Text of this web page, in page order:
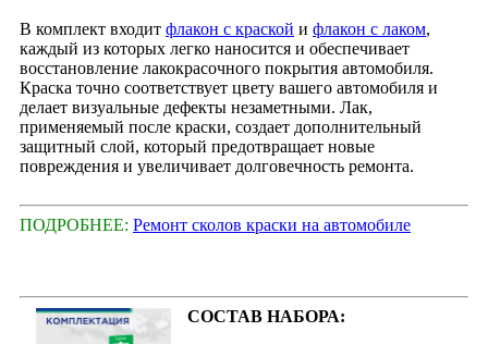
В комплект входит флакон с краской и флакон с лаком,
каждый из которых легко наносится и обеспечивает
восстановление лакокрасочного покрытия автомобиля.
Краска точно соответствует цвету вашего автомобиля и
делает визуальные дефекты незаметными. Лак,
применяемый после краски, создает дополнительный
защитный слой, который предотвращает новые
повреждения и увеличивает долговечность ремонта.
ПОДРОБНЕЕ: Ремонт сколов краски на автомобиле
СОСТАВ НАБОРА: